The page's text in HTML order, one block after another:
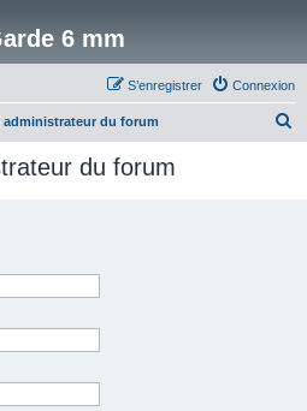
6 mm
Connexion
S’enregistrer
administrateur du forum
du forum